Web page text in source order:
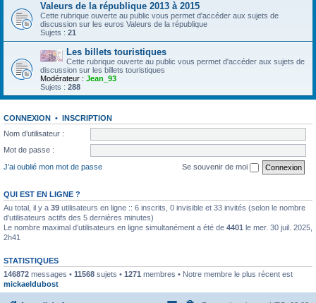
Valeurs de la république 2013 à 2015
Cette rubrique ouverte au public vous permet d'accéder aux sujets de
discussion sur les euros Valeurs de la république
Sujets : 21
Les billets touristiques
Cette rubrique ouverte au public vous permet d'accéder aux sujets de
discussion sur les billets touristiques
Modérateur : Jean_93
Sujets : 288
CONNEXION • INSCRIPTION
Nom d’utilisateur :
Mot de passe :
J’ai oublié mon mot de passe
Se souvenir de moi
QUI EST EN LIGNE ?
Au total, il y a 39 utilisateurs en ligne :: 6 inscrits, 0 invisible et 33 invités (selon le nombre
d’utilisateurs actifs des 5 dernières minutes)
Le nombre maximal d’utilisateurs en ligne simultanément a été de 4401 le mer. 30 juil. 2025,
2h41
STATISTIQUES
146872 messages • 11568 sujets • 1271 membres • Notre membre le plus récent est
mickaeldubost